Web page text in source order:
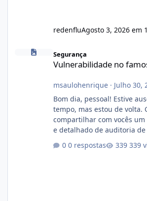
redenfluAgosto 3, 2026 em
Segurança
Vulnerabilidade no
msaulohenrique· Julho 30,
Bom dia, pessoal! Estive
tempo, mas estou de volta.
compartilhar com vocês
e detalhado de auditoria
atualmente em circulação e
0 respostas 339